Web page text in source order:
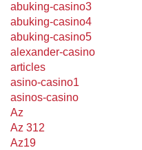
abuking-casino3
abuking-casino4
abuking-casino5
alexander-casino
articles
asino-casino1
asinos-casino
Az
Az 312
Az19